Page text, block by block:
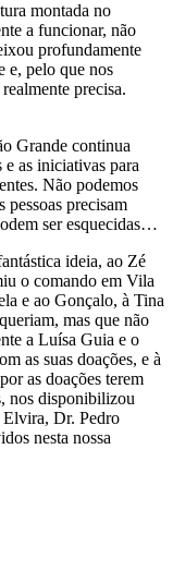
montada no
a funcionar, não
profundamente
e, pelo que nos
precisa.
Grande continua
e as iniciativas para
Não podemos
pessoas precisam
ser esquecidas…
ideia, ao Zé
o comando em Vila
e ao Gonçalo, à Tina
mas que não
a Luísa Guia e o
as suas doações, e à
as doações terem
nos disponibilizou
Elvira, Dr. Pedro
nesta nossa